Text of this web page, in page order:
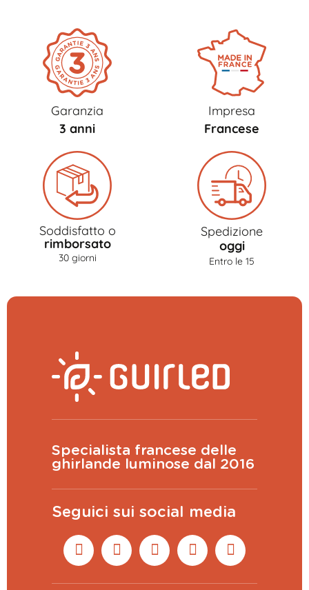
Garanzia
3 anni
Impresa
Francese
Soddisfatto o
rimborsato
30 giorni
Spedizione
oggi
Entro le 15
Specialista francese delle
ghirlande luminose dal 2016
Seguici sui social media